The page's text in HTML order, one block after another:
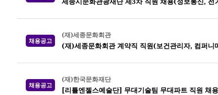
채용공고
(재)세종문화회관
(재)세종문화회관 계약직 직원(보건관리자, 컴퍼
채용공고
(재)한국문화재단
[리틀엔젤스예술단] 무대기술팀 무대파트 직원 채용